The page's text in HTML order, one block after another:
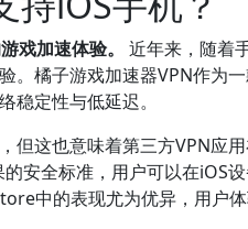
戏加速体验。
近年来，随着
。橘子游戏加速器VPN作为
稳定性与低延迟。
这也意味着第三方VPN应
安全标准，用户可以在iOS
中的表现尤为优异，用户体